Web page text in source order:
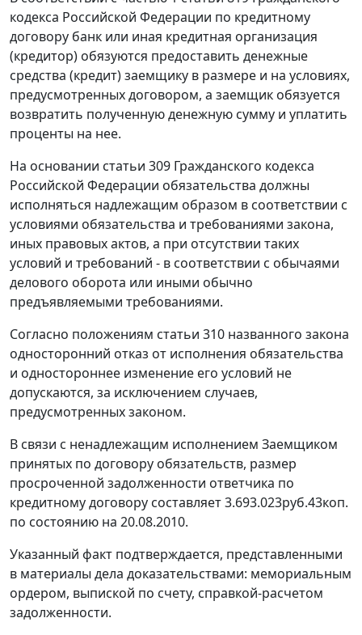
кодекса Российской Федерации по кредитному
договору банк или иная кредитная организация
(кредитор) обязуются предоставить денежные
средства (кредит) заемщику в размере и на условиях,
предусмотренных договором, а заемщик обязуется
возвратить полученную денежную сумму и уплатить
проценты на нее.
На основании статьи 309 Гражданского кодекса
Российской Федерации обязательства должны
исполняться надлежащим образом в соответствии с
условиями обязательства и требованиями закона,
иных правовых актов, а при отсутствии таких
условий и требований - в соответствии с обычаями
делового оборота или иными обычно
предъявляемыми требованиями.
Согласно положениям статьи 310 названного закона
односторонний отказ от исполнения обязательства
и одностороннее изменение его условий не
допускаются, за исключением случаев,
предусмотренных законом.
В связи с ненадлежащим исполнением Заемщиком
принятых по договору обязательств, размер
просроченной задолженности ответчика по
кредитному договору составляет 3.693.023руб.43коп.
по состоянию на 20.08.2010.
Указанный факт подтверждается, представленными
в материалы дела доказательствами: мемориальным
ордером, выпиской по счету, справкой-расчетом
задолженности.